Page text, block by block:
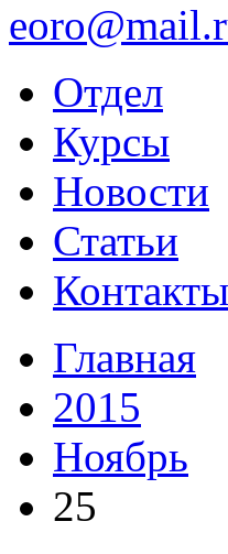
Отдел
Курсы
Новости
Статьи
Контакты
Главная
2015
Ноябрь
25